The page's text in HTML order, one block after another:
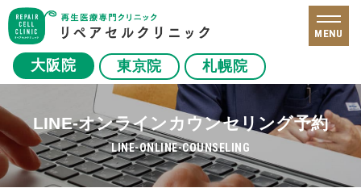
大阪院 東京院 札幌院
MENU
LINE-オンラインカウンセリング予約
LINE-ONLINE-COUNSELING